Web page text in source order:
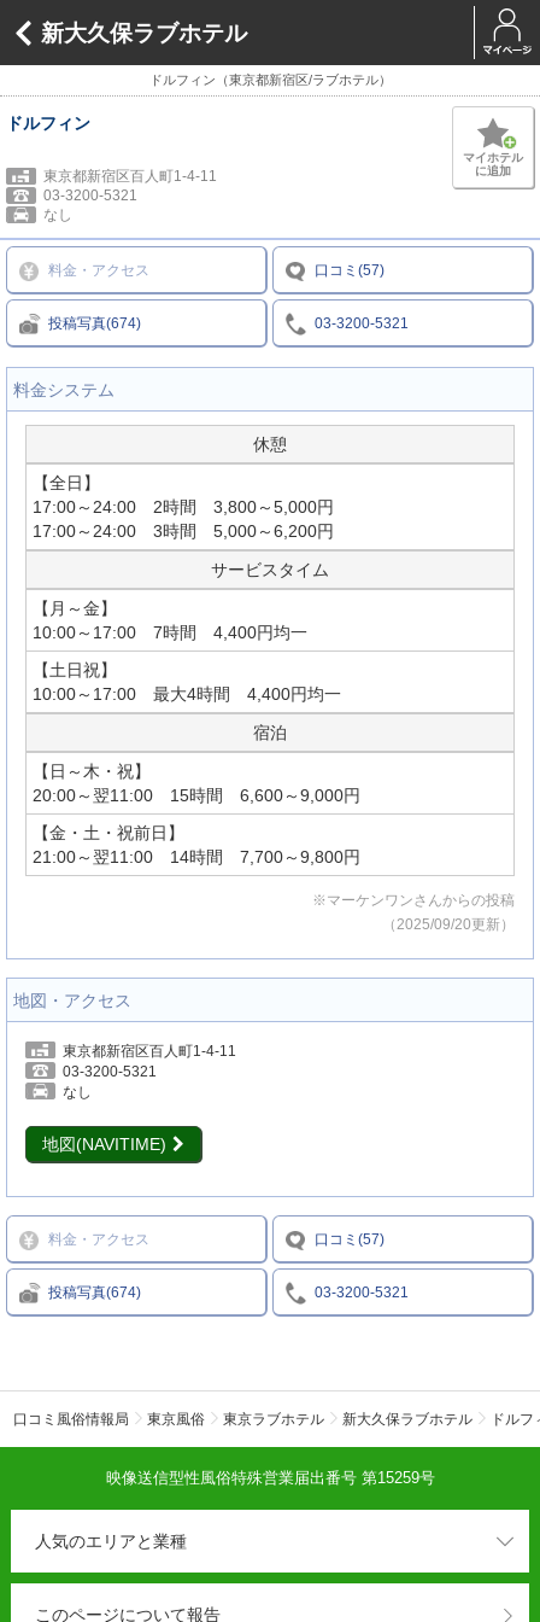
新大久保ラブホテル
ドルフィン（東京都新宿区/ラブホテル）
ドルフィン
東京都新宿区百人町1-4-11
03-3200-5321
なし
マイホテル
に追加
料金・アクセス 口コミ(57)
投稿写真(674) 03-3200-5321
料金システム
休憩
【全日】
17:00～24:00 2時間 3,800～5,000円
17:00～24:00 3時間 5,000～6,200円
サービスタイム
【月～金】
10:00～17:00 7時間 4,400円均一
【土日祝】
10:00～17:00 最大4時間 4,400円均一
宿泊
【日～木・祝】
20:00～翌11:00 15時間 6,600～9,000円
【金・土・祝前日】
21:00～翌11:00 14時間 7,700～9,800円
※マーケンワンさんからの投稿
（2025/09/20更新）
地図・アクセス
東京都新宿区百人町1-4-11
03-3200-5321
なし
地図(NAVITIME)
料金・アクセス 口コミ(57)
投稿写真(674) 03-3200-5321
口コミ風俗情報局 東京風俗 東京ラブホテル 新大久保ラブホテル ドルフ
映像送信型性風俗特殊営業届出番号 第15259号
人気のエリアと業種
このページについて報告